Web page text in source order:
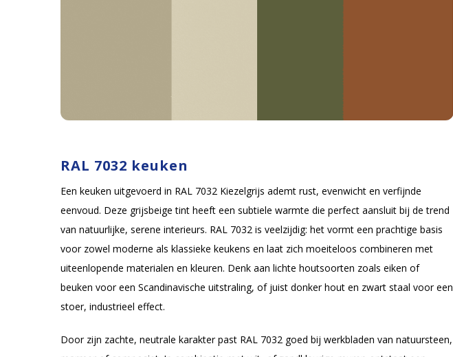
RAL 7032 keuken
Een keuken uitgevoerd in RAL 7032 Kiezelgrijs ademt rust, evenwicht en verfijnde
eenvoud. Deze grijsbeige tint heeft een subtiele warmte die perfect aansluit bij de trend
van natuurlijke, serene interieurs. RAL 7032 is veelzijdig: het vormt een prachtige basis
voor zowel moderne als klassieke keukens en laat zich moeiteloos combineren met
uiteenlopende materialen en kleuren. Denk aan lichte houtsoorten zoals eiken of
beuken voor een Scandinavische uitstraling, of juist donker hout en zwart staal voor een
stoer, industrieel effect.
Door zijn zachte, neutrale karakter past RAL 7032 goed bij werkbladen van natuursteen,